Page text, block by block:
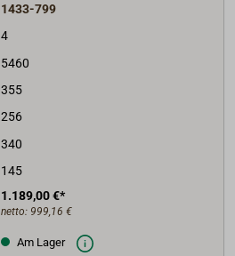
1433-799
4
5460
355
256
340
145
1.189,00 €*
netto: 999,16 €
Am Lager